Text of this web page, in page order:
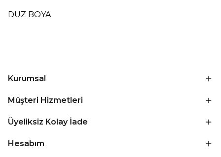
DUZ BOYA
Kurumsal
Müşteri Hizmetleri
Üyeliksiz Kolay İade
Hesabım